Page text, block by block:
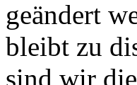
geändert
bleibt zu
sind wir die